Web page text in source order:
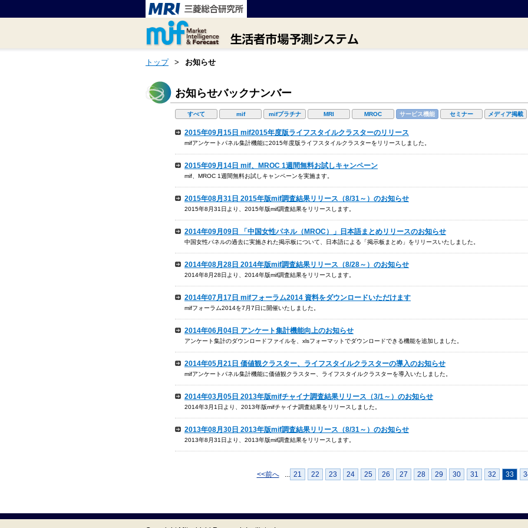
トップ > お知らせ
お知らせバックナンバー
すべて mif mifプラチナ MRI MROC サービス機能 セミナー メディア掲載
2015年09月15日 mif2015年度版ライフスタイルクラスターのリリース
mifアンケートパネル集計機能に2015年度版ライフスタイルクラスターをリリースしました。
2015年09月14日 mif、MROC 1週間無料お試しキャンペーン
mif、MROC 1週間無料お試しキャンペーンを実施ます。
2015年08月31日 2015年版mif調査結果リリース（8/31～）のお知らせ
2015年8月31日より、2015年版mif調査結果をリリースします。
2014年09月09日 「中国女性パネル（MROC）」日本語まとめリリースのお知らせ
中国女性パネルの過去に実施された掲示板について、日本語による「掲示板まとめ」をリリースいたしました。
2014年08月28日 2014年版mif調査結果リリース（8/28～）のお知らせ
2014年8月28日より、2014年版mif調査結果をリリースします。
2014年07月17日 mifフォーラム2014 資料をダウンロードいただけます
mifフォーラム2014を7月7日に開催いたしました。
2014年06月04日 アンケート集計機能向上のお知らせ
アンケート集計のダウンロードファイルを、xlsフォーマットでダウンロードできる機能を追加しました。
2014年05月21日 価値観クラスター、ライフスタイルクラスターの導入のお知らせ
mifアンケートパネル集計機能に価値観クラスター、ライフスタイルクラスターを導入いたしました。
2014年03月05日 2013年版mifチャイナ調査結果リリース（3/1～）のお知らせ
2014年3月1日より、2013年版mifチャイナ調査結果をリリースしました。
2013年08月30日 2013年版mif調査結果リリース（8/31～）のお知らせ
2013年8月31日より、2013年版mif調査結果をリリースします。
<<前へ 21 22 23 24 25 26 27 28 29 30 31 32 33